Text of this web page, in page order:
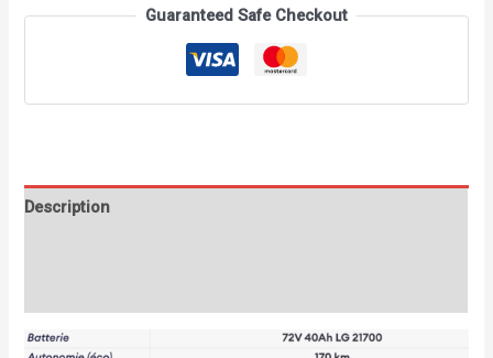
Guaranteed Safe Checkout
Description